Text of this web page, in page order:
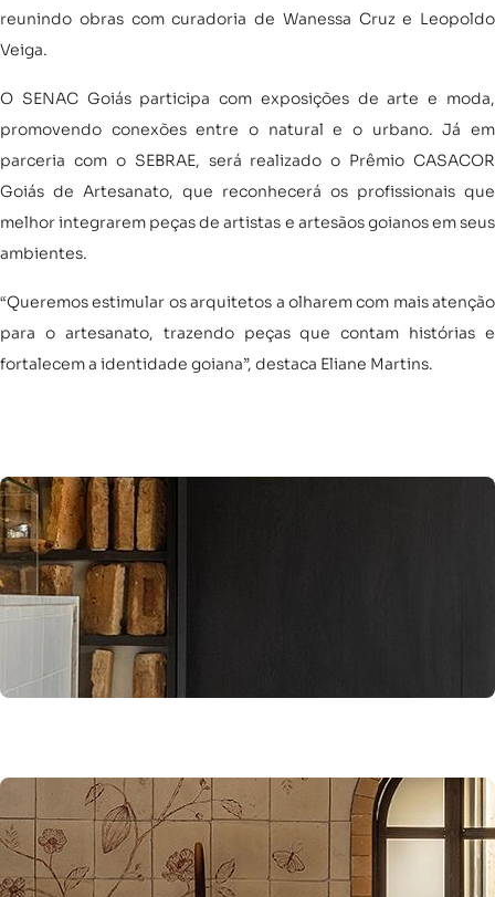
reunindo obras com curadoria de Wanessa Cruz e Leopoldo
Veiga.
O SENAC Goiás participa com exposições de arte e moda,
promovendo conexões entre o natural e o urbano. Já em
parceria com o SEBRAE, será realizado o Prêmio CASACOR
Goiás de Artesanato, que reconhecerá os profissionais que
melhor integrarem peças de artistas e artesãos goianos em seus
ambientes.
“Queremos estimular os arquitetos a olharem com mais atenção
para o artesanato, trazendo peças que contam histórias e
fortalecem a identidade goiana”, destaca Eliane Martins.